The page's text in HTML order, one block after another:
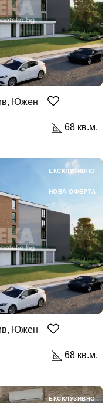
Южен
68 кв.м.
Южен
68 кв.м.
ЕКСКЛУЗИВНО
НОВА ОФЕРТА
ЕКСКЛУЗИВНО